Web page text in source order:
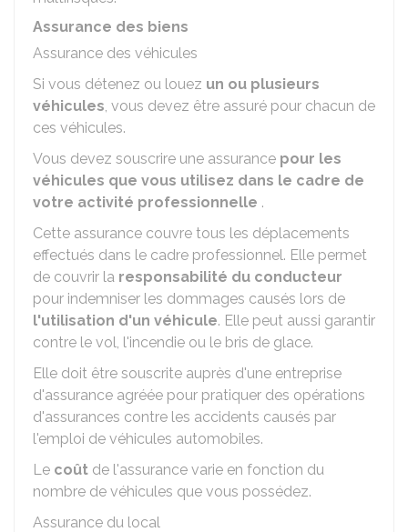
Assurance des biens
Assurance des véhicules
Si vous détenez ou louez un ou plusieurs
véhicules, vous devez être assuré pour chacun de
ces véhicules.
Vous devez souscrire une assurance pour les
véhicules que vous utilisez dans le cadre de
votre activité professionnelle .
Cette assurance couvre tous les déplacements
effectués dans le cadre professionnel. Elle permet
de couvrir la responsabilité du conducteur
pour indemniser les dommages causés lors de
l'utilisation d'un véhicule. Elle peut aussi garantir
contre le vol, l'incendie ou le bris de glace.
Elle doit être souscrite auprès d'une entreprise
d'assurance agréée pour pratiquer des opérations
d'assurances contre les accidents causés par
l'emploi de véhicules automobiles.
Le coût de l'assurance varie en fonction du
nombre de véhicules que vous possédez.
Assurance du local